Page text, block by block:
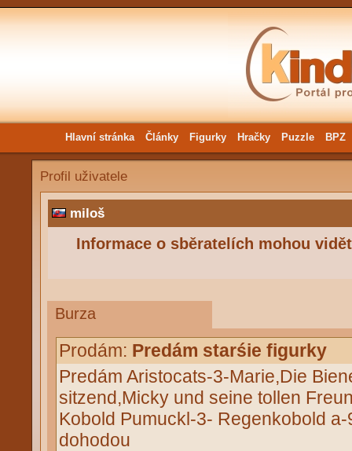
Hlavní stránka Články Figurky Hračky Puzzle BPZ
Profil uživatele
miloš
Informace o sběratelích mohou
Burza
Prodám: Predám starśie figurky
Predám Aristocats-3-Marie,Die
sitzend,Micky und seine tollen
Kobold Pumuckl-3- Regenkobold
dohodou